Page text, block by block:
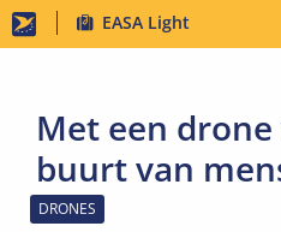
Skip
to
content
EASA Light
Met een
buurt van
DRONES